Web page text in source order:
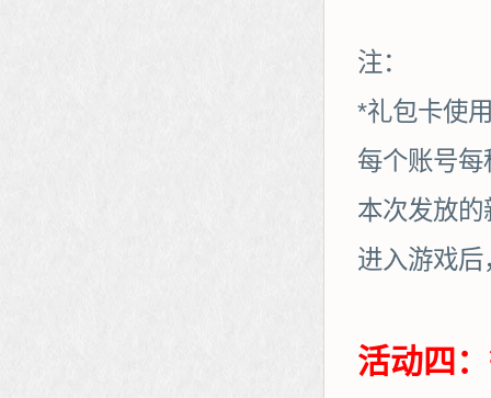
注：
*礼包卡使
每个账号
本次发放
进入游戏后
活动四